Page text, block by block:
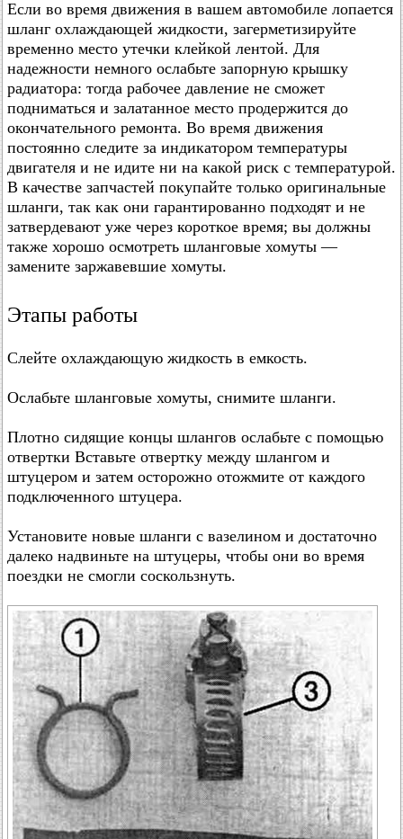
Если во время движения в вашем автомобиле лопается
шланг охлаждающей жидкости, загерметизируйте
временно место утечки клейкой лентой. Для
надежности немного ослабьте запорную крышку
радиатора: тогда рабочее давление не сможет
подниматься и залатанное место продержится до
окончательного ремонта. Во время движения
постоянно следите за индикатором температуры
двигателя и не идите ни на какой риск с температурой.
В качестве запчастей покупайте только оригинальные
шланги, так как они гарантированно подходят и не
затвердевают уже через короткое время; вы должны
также хорошо осмотреть шланговые хомуты —
замените заржавевшие хомуты.
Этапы работы
Слейте охлаждающую жидкость в емкость.
Ослабьте шланговые хомуты, снимите шланги.
Плотно сидящие концы шлангов ослабьте с помощью
отвертки Вставьте отвертку между шлангом и
штуцером и затем осторожно отожмите от каждого
подключенного штуцера.
Установите новые шланги с вазелином и достаточно
далеко надвиньте на штуцеры, чтобы они во время
поездки не смогли соскользнуть.